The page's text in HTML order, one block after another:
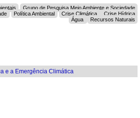
Grupo de Pesquisa Meio Ambiente e Sociedade
Política Ambiental Crise Climática
Crise Hídrica
Água
Recursos Naturais
e a Emergência Climática